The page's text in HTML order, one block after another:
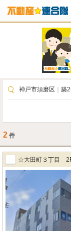
神戸市須磨区 築
2 件
☆大田町３丁目